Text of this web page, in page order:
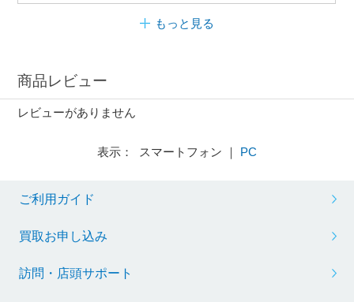
もっと見る
商品レビュー
レビューがありません
表示： スマートフォン ｜ PC
ご利用ガイド
買取お申し込み
訪問・店頭サポート